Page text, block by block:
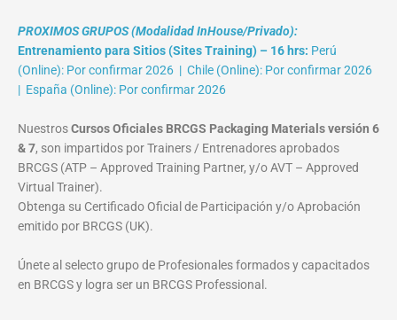
PROXIMOS GRUPOS (Modalidad InHouse/Privado):
Entrenamiento para Sitios (Sites Training) – 16 hrs: Perú
(Online): Por confirmar 2026 | Chile (Online): Por confirmar 2026
| España (Online): Por confirmar 2026
NuestrosCursos Oficiales BRCGS Packaging Materials versión 6
& 7, son impartidos por Trainers / Entrenadores aprobados
BRCGS (ATP – Approved Training Partner, y/o AVT – Approved
Virtual Trainer).
Obtenga su Certificado Oficial de Participación y/o Aprobación
emitido por BRCGS (UK).
Únete al selecto grupo de Profesionales formados y capacitados
en BRCGS y logra ser un BRCGS Professional.